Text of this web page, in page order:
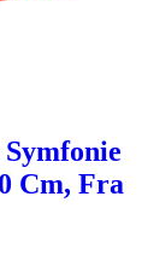
Cm, Fra